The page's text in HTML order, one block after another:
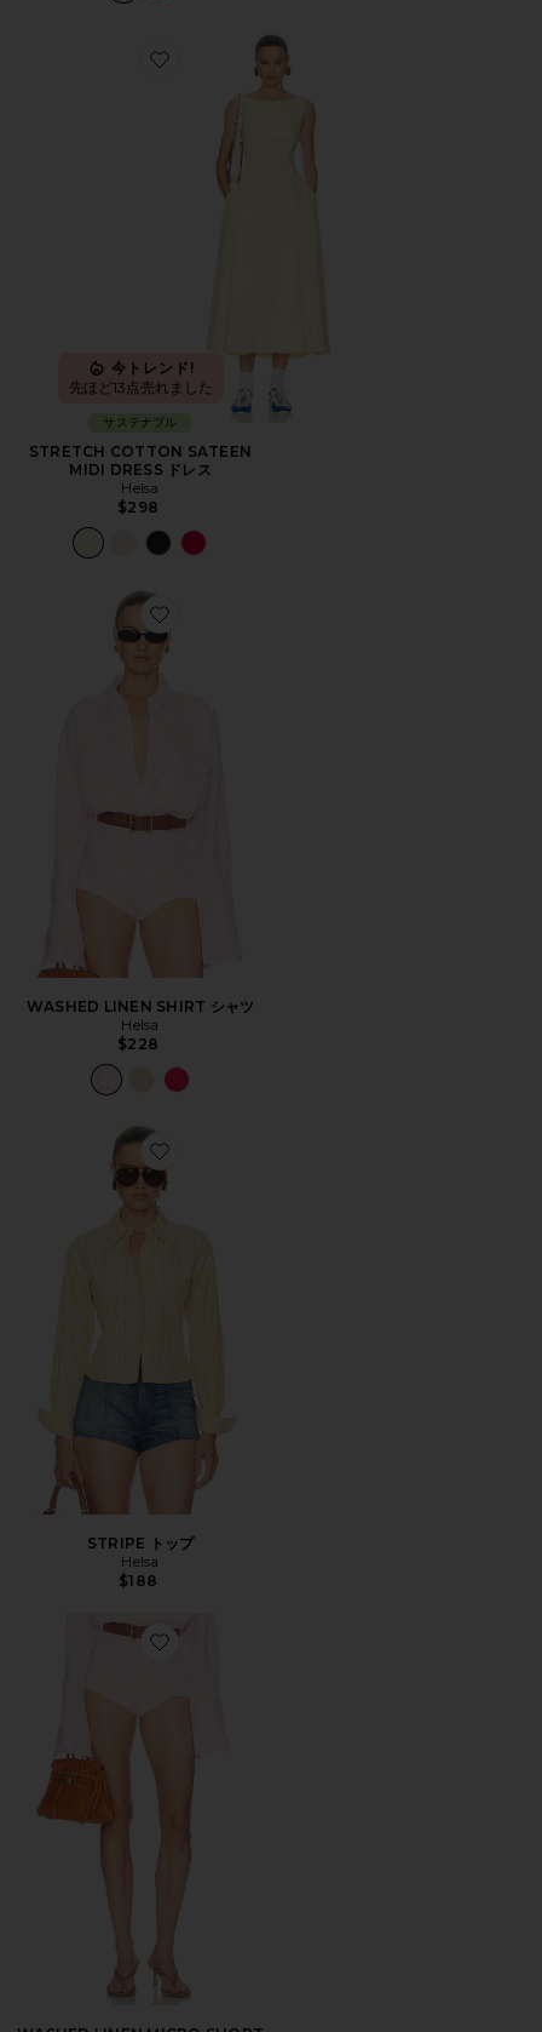
Favorite STRETCH COTTON SATEEN MIDI DRESS ド
今トレンド!
先ほど13点売れました
サステナブル
STRETCH COTTON SATEEN
MIDI DRESS ドレス
Helsa
$298
Favorite WASHED LINEN SHIRT シャツ
WASHED LINEN SHIRT シャツ
Helsa
$228
STRIPE トップ
Helsa
$188
Favorite WASHED LINEN MICRO SHORT ショートパン